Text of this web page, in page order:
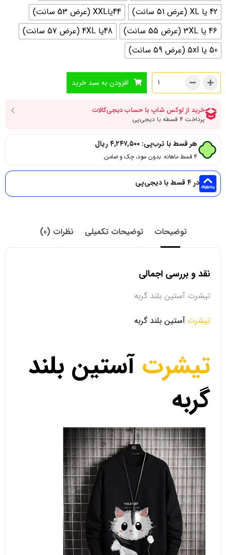
42 یا XL (عرض 51 سانت)
44یاXXL (عرض 53 سانت)
46 یا 3XL (عرض 55 سانت)
48یا 4XL (عرض 57 سانت)
50 یا 5xl (عرض 59 سانت)
افزودن به سبد خرید
هر قسط با ترب‌پی: ۴,۲۴۷,۵۰۰ریال
۴ قسط ماهانه. بدون سود، چک و ضامن.
در ۴ قسط با دیجی‌پی
توضیحات توضیحات تکمیلی نظرات (0)
نقد و بررسی اجمالی
تیشرت آستین بلند گربه
تیشرت آستین بلند گربه
تیشرت آستین بلند
گربه